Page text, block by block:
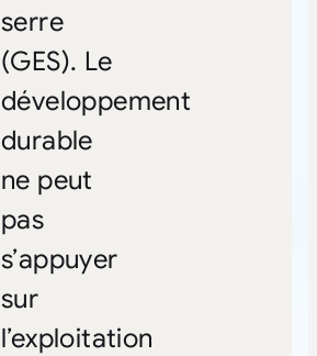
serre
(GES). Le
développement
durable
ne peut
pas
s’appuyer
sur
l’exploitation